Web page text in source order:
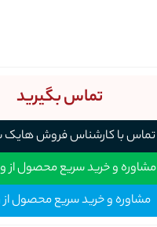
تماس بگیرید
تماس با کارشناس فروش
مشاوره و خرید سریع محصول از
مشاوره و خرید سریع محصول از